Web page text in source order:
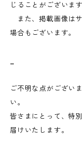
じることがございます
また、掲載画像は
場合もございます。
ご不明な点がござい
い。
皆さまにとって、特
届けいたします。